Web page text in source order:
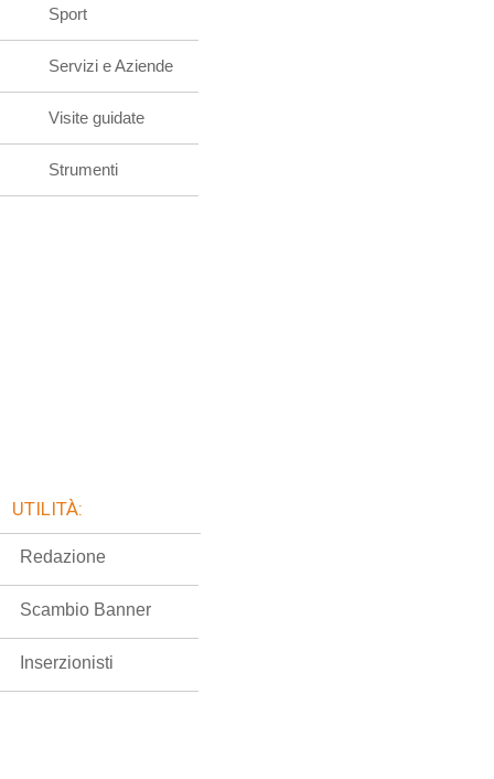
Sport
Servizi e Aziende
Visite guidate
Strumenti
UTILITÀ:
Redazione
Scambio Banner
Inserzionisti